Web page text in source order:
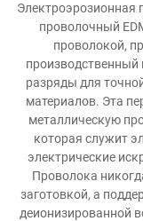
Электроэрозионная
проволочный
проволокой,
производственный
разряды для
материалов. Эта
металлическую
которая служит
электрические
Проволока
заготовкой, а
деионизированной